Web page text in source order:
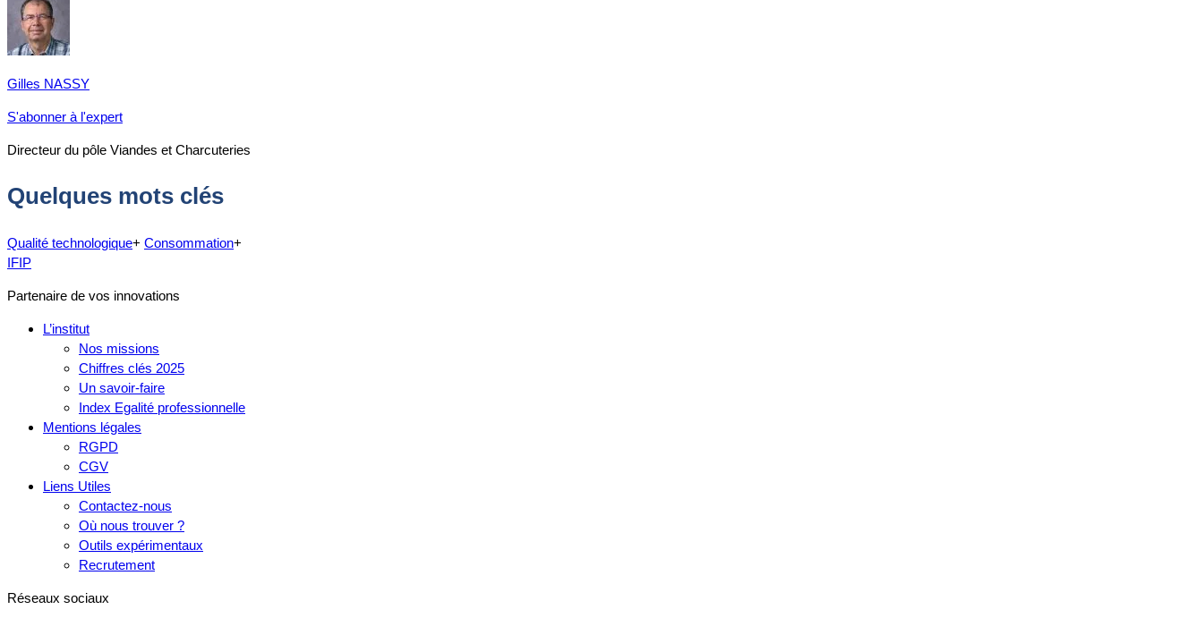
Gilles NASSY
S'abonner à l'expert
Directeur du pôle Viandes et Charcuteries
Quelques mots clés
Qualité technologique+ Consommation+
IFIP
Partenaire de vos innovations
L’institut
Nos missions
Chiffres clés 2025
Un savoir-faire
Index Egalité professionnelle
Mentions légales
RGPD
CGV
Liens Utiles
Contactez-nous
Où nous trouver ?
Outils expérimentaux
Recrutement
Réseaux sociaux